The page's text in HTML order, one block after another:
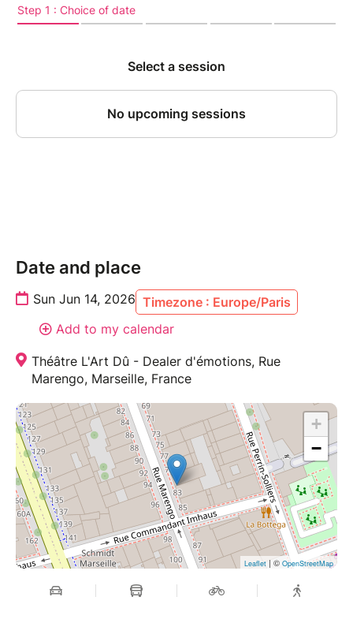
Date and place
Sun Jun 14, 2026 Timezone : Europe/Paris
Add to my calendar
Théâtre L'Art Dû - Dealer d'émotions, Rue
Marengo, Marseille, France
+
−
Leaflet | © OpenStreetMap